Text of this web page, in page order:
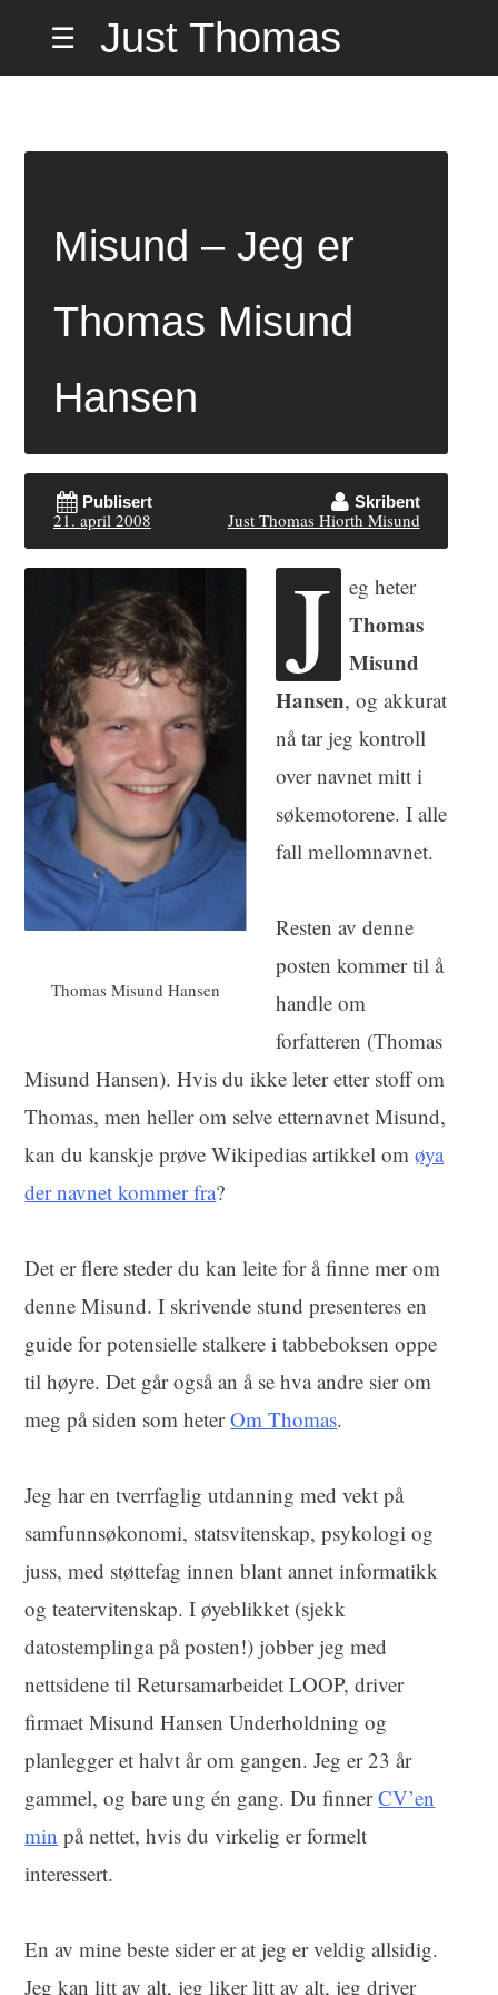
☰
Just Thomas
Adresse
Misund – Jeg er
Thomas Misund
Hansen
Publisert
21. april 2008
Skribent
Just Thomas Hiorth Misund
Thomas Misund Hansen
J eg heter
Thomas
Misund
Hansen, og akkurat
nå tar jeg kontroll
over navnet mitt i
søkemotorene. I alle
fall mellomnavnet.
Resten av denne
posten kommer til å
handle om
forfatteren (Thomas
Misund Hansen). Hvis du ikke leter etter stoff om
Thomas, men heller om selve etternavnet Misund,
kan du kanskje prøve Wikipedias artikkel omøya
der navnet kommer fra?
Det er flere steder du kan leite for å finne mer om
denne Misund. I skrivende stund presenteres en
guide for potensielle stalkere i tabbeboksen oppe
til høyre. Det går også an å se hva andre sier om
meg på siden som heterOm Thomas.
Jeg har en tverrfaglig utdanning med vekt på
samfunnsøkonomi, statsvitenskap, psykologi og
juss, med støttefag innen blant annet informatikk
og teatervitenskap. I øyeblikket (sjekk
datostemplinga på posten!) jobber jeg med
nettsidene til Retursamarbeidet LOOP, driver
firmaet Misund Hansen Underholdning og
planlegger et halvt år om gangen. Jeg er 23 år
gammel, og bare ung én gang. Du finnerCV’en
min på nettet, hvis du virkelig er formelt
interessert.
En av mine beste sider er at jeg er veldig allsidig.
Jeg kan litt av alt, jeg liker litt av alt, jeg driver